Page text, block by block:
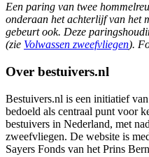
Een paring van twee
onderaan het achterlijf van het
gebeurt ook. Deze
(zie Volwassen zweefvliegen).
Over bestuivers.nl
Bestuivers.nl is een initiatief
bedoeld als centraal punt voor
bestuivers in Nederland, met
zweefvliegen. De website is
Sayers Fonds van het Prins